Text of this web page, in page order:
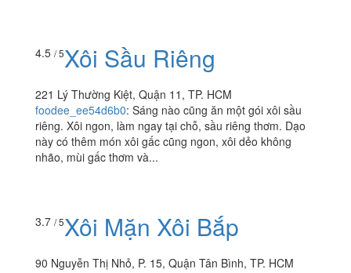
hơi nhỏ nên...
4.5/ 5Xôi Sầu Riêng
221 Lý Thường Kiệt, Quận 11, TP. HCM
nhão, mùi gấc thơm và...